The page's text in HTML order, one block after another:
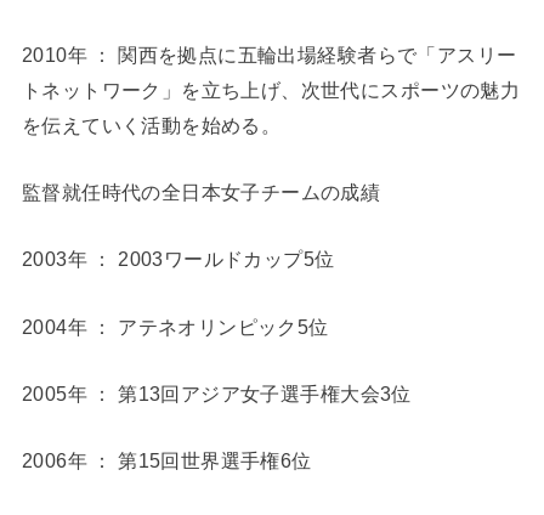
2010年 ： 関西を拠点に五輪出場経験者らで「アスリー
トネットワーク」を立ち上げ、次世代にスポーツの魅力
を伝えていく活動を始める。
監督就任時代の全日本女子チームの成績
2003年 ： 2003ワールドカップ5位
2004年 ： アテネオリンピック5位
2005年 ： 第13回アジア女子選手権大会3位
2006年 ： 第15回世界選手権6位